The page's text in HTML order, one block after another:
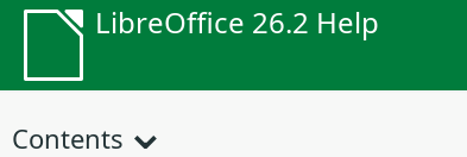
LibreOffice 26.2 Help
Contents